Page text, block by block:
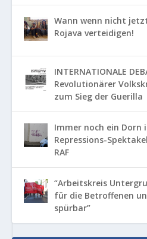
Wann wenn nicht
Rojava verteidigen!
INTERNATIONALE
Revolutionärer
zum Sieg der Guerilla
Immer noch ein Dorn
Repressions-
RAF
“Arbeitskreis
für die Betroffenen
spürbar”